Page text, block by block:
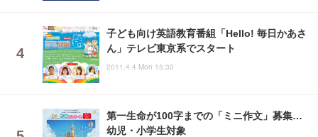
子ども向け英語教育番組「Hello! 毎日かあさ
ん」テレビ東京系でスタート
2011.4.4 Mon 15:30
第一生命が100字までの「ミニ作文」募集…
幼児・小学生対象